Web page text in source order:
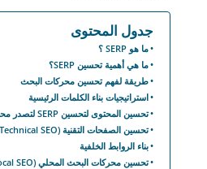
جدول المحتوى
ما هو SERP ؟
ما هي أهمية تحسين SERP؟
طريقة لفهم تحسين محركات البحث
استراتيجيات بناء الكلمات الرئيسية
تحسين المحتوى لتحسين SERP لتصدر محركات البحث
تحسين الصفحات التقنية (Technical SEO)
بناء الروابط الخلفية
تحسين محركات البحث المحلي (Local SEO)